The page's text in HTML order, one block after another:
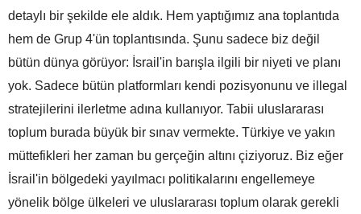
detaylı bir şekilde ele aldık. Hem yaptığımız ana toplantıda
hem de Grup 4'ün toplantısında. Şunu sadece biz değil
bütün dünya görüyor: İsrail'in barışla ilgili bir niyeti ve planı
yok. Sadece bütün platformları kendi pozisyonunu ve illegal
stratejilerini ilerletme adına kullanıyor. Tabii uluslararası
toplum burada büyük bir sınav vermekte. Türkiye ve yakın
müttefikleri her zaman bu gerçeğin altını çiziyoruz. Biz eğer
İsrail'in bölgedeki yayılmacı politikalarını engellemeye
yönelik bölge ülkeleri ve uluslararası toplum olarak gerekli